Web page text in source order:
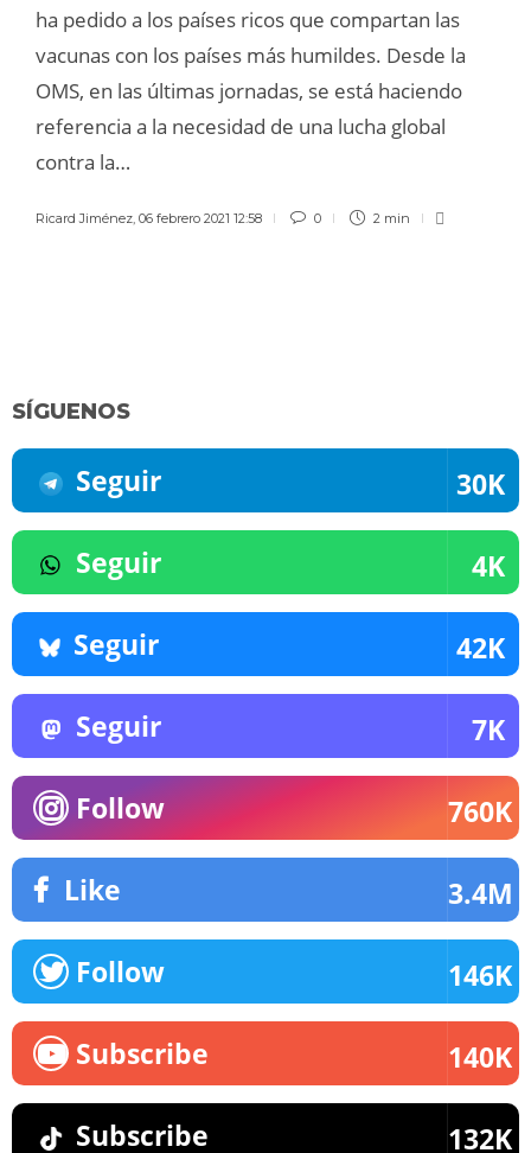
ha pedido a los países ricos que compartan las
vacunas con los países más humildes. Desde la
OMS, en las últimas jornadas, se está haciendo
referencia a la necesidad de una lucha global
contra la…
Ricard Jiménez, 06 febrero 2021 12:58 0 2 min
SÍGUENOS
Seguir 30K
Seguir 4K
Seguir 42K
Seguir 7K
Follow 760K
Like 3.4M
Follow 146K
Subscribe 140K
Subscribe 132K